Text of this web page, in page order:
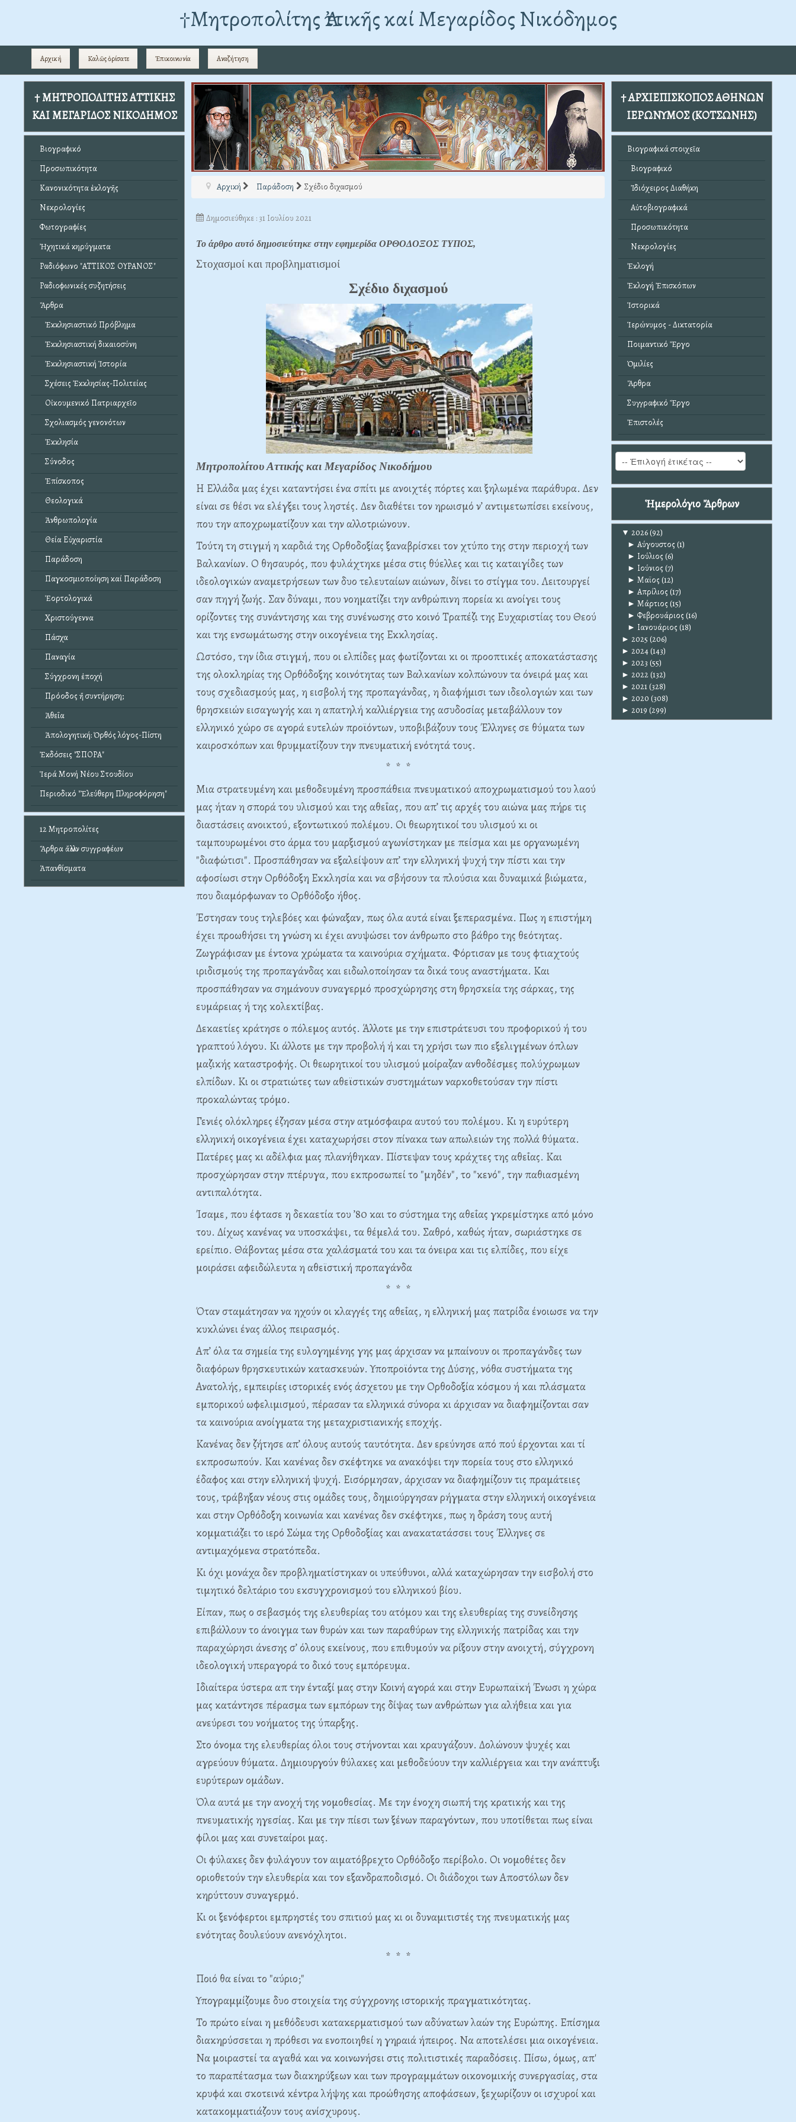
†Mητροπολίτης Ἀττικῆς καί Μεγαρίδος Νικόδημος
Αρχική Καλῶς ὁρίσατε Ἐπικοινωνία Αναζήτηση
† ΜΗΤΡΟΠΟΛΙΤΗΣ ΑΤΤΙΚΗΣ
ΚΑΙ ΜΕΓΑΡΙΔΟΣ ΝΙΚΟΔΗΜΟΣ
Βιογραφικό
Προσωπικότητα
Κανονικότητα ἐκλογῆς
Νεκρολογίες
Φωτογραφίες
Ἠχητικά κηρύγματα
Ραδιόφωνο "ΑΤΤΙΚΟΣ ΟΥΡΑΝΟΣ"
Ραδιοφωνικές συζητήσεις
Ἄρθρα
Ἐκκλησιαστικό Πρόβλημα
Ἐκκλησιαστική δικαιοσύνη
Ἐκκλησιαστική Ἱστορία
Σχέσεις Ἐκκλησίας-Πολιτείας
Οἰκουμενικό Πατριαρχεῖο
Σχολιασμός γενονότων
Ἐκκλησία
Σύνοδος
Ἐπίσκοπος
Θεολογικά
Ἀνθρωπολογία
Θεία Εὐχαριστία
Παράδοση
Παγκοσμιοποίηση καί Παράδοση
Ἑορτολογικά
Χριστούγεννα
Πάσχα
Παναγία
Σύγχρονη ἐποχή
Πρόοδος ἤ συντήρηση;
Ἀθεΐα
Ἀπολογητική: Ὀρθός λόγος-Πίστη
Ἐκδόσεις "ΣΠΟΡΑ"
Ἱερά Μονή Νέου Στουδίου
Περιοδικό "Ἐλεύθερη Πληροφόρηση"
12 Μητροπολίτες
Ἄρθρα ἄλλων συγγραφέων
Ἀπανθίσματα
Αρχική Παράδοση Σχέδιο διχασμού
Δημοσιεύθηκε : 31 Ιουλίου 2021
Το άρθρο αυτό δημοσιεύτηκε στην εφημερίδα ΟΡΘΟΔΟΞΟΣ ΤΥΠΟΣ,
Στοχασμοί και προβληματισμοί
Σχέδιο διχασμού
Μητροπολίτου Αττικής και Μεγαρίδος Νικοδήμου
Η Ελλάδα μας έχει καταντήσει ένα σπίτι με ανοιχτές πόρτες και ξηλωμένα παράθυρα. Δεν
είναι σε θέσι να ελέγξει τους ληστές. Δεν διαθέτει τον ηρωισμό ν’ αντιμετωπίσει εκείνους,
που την αποχρωματίζουν και την αλλοτριώνουν.
Τούτη τη στιγμή η καρδιά της Ορθοδοξίας ξαναβρίσκει τον χτύπο της στην περιοχή των
Βαλκανίων. Ο θησαυρός, που φυλάχτηκε μέσα στις θύελλες και τις καταιγίδες των
ιδεολογικών αναμετρήσεων των δυο τελευταίων αιώνων, δίνει το στίγμα του. Λειτουργεί
σαν πηγή ζωής. Σαν δύναμι, που νοηματίζει την ανθρώπινη πορεία κι ανοίγει τους
ορίζοντες της συνάντησης και της συνένωσης στο κοινό Τραπέζι της Ευχαριστίας του Θεού
και της ενσωμάτωσης στην οικογένεια της Εκκλησίας.
Ωστόσο, την ίδια στιγμή, που οι ελπίδες μας φωτίζονται κι οι προοπτικές αποκατάστασης
της ολοκληρίας της Ορθόδοξης κοινότητας των Βαλκανίων κολπώνουν τα όνειρά μας και
τους σχεδιασμούς μας, η εισβολή της προπαγάνδας, η διαφήμισι των ιδεολογιών και των
θρησκειών εισαγωγής και η απατηλή καλλιέργεια της ασυδοσίας μεταβάλλουν τον
ελληνικό χώρο σε αγορά ευτελών προϊόντων, υποβιβάζουν τους Έλληνες σε θύματα των
καιροσκόπων και θρυμματίζουν την πνευματική ενότητά τους.
* * *
Μια στρατευμένη και μεθοδευμένη προσπάθεια πνευματικού αποχρωματισμού του λαού
μας ήταν η σπορά του υλισμού και της αθεΐας, που απ’ τις αρχές του αιώνα μας πήρε τις
διαστάσεις ανοικτού, εξοντωτικού πολέμου. Οι θεωρητικοί του υλισμού κι οι
ταμπουρωμένοι στο άρμα του μαρξισμού αγωνίστηκαν με πείσμα και με οργανωμένη
"διαφώτισι". Προσπάθησαν να εξαλείψουν απ’ την ελληνική ψυχή την πίστι και την
αφοσίωσι στην Ορθόδοξη Εκκλησία και να σβήσουν τα πλούσια και δυναμικά βιώματα,
που διαμόρφωναν το Ορθόδοξο ήθος.
Έστησαν τους τηλεβόες και φώναξαν, πως όλα αυτά είναι ξεπερασμένα. Πως η επιστήμη
έχει προωθήσει τη γνώση κι έχει ανυψώσει τον άνθρωπο στο βάθρο της θεότητας.
Ζωγράφισαν με έντονα χρώματα τα καινούρια σχήματα. Φόρτισαν με τους φτιαχτούς
ιριδισμούς της προπαγάνδας και ειδωλοποίησαν τα δικά τους αναστήματα. Και
προσπάθησαν να σημάνουν συναγερμό προσχώρησης στη θρησκεία της σάρκας, της
ευμάρειας ή της κολεκτίβας.
Δεκαετίες κράτησε ο πόλεμος αυτός. Άλλοτε με την επιστράτευσι του προφορικού ή του
γραπτού λόγου. Κι άλλοτε με την προβολή ή και τη χρήσι των πιο εξελιγμένων όπλων
μαζικής καταστροφής. Οι θεωρητικοί του υλισμού μοίραζαν ανθοδέσμες πολύχρωμων
ελπίδων. Κι οι στρατιώτες των αθεϊστικών συστημάτων ναρκοθετούσαν την πίστι
προκαλώντας τρόμο.
Γενιές ολόκληρες έζησαν μέσα στην ατμόσφαιρα αυτού του πολέμου. Κι η ευρύτερη
ελληνική οικογένεια έχει καταχωρήσει στον πίνακα των απωλειών της πολλά θύματα.
Πατέρες μας κι αδέλφια μας πλανήθηκαν. Πίστεψαν τους κράχτες της αθεΐας. Και
προσχώρησαν στην πτέρυγα, που εκπροσωπεί το "μηδέν", το "κενό", την παθιασμένη
αντιπαλότητα.
Ίσαμε, που έφτασε η δεκαετία του ’80 και το σύστημα της αθεΐας γκρεμίστηκε από μόνο
του. Δίχως κανένας να υποσκάψει, τα θέμελά του. Σαθρό, καθώς ήταν, σωριάστηκε σε
ερείπιο. Θάβοντας μέσα στα χαλάσματά του και τα όνειρα και τις ελπίδες, που είχε
μοιράσει αφειδώλευτα η αθεϊστική προπαγάνδα
* * *
Όταν σταμάτησαν να ηχούν οι κλαγγές της αθεΐας, η ελληνική μας πατρίδα ένοιωσε να την
κυκλώνει ένας άλλος πειρασμός.
Απ’ όλα τα σημεία της ευλογημένης γης μας άρχισαν να μπαίνουν οι προπαγάνδες των
διαφόρων θρησκευτικών κατασκευών. Υποπροϊόντα της Δύσης, νόθα συστήματα της
Ανατολής, εμπειρίες ιστορικές ενός άσχετου με την Ορθοδοξία κόσμου ή και πλάσματα
εμπορικού ωφελιμισμού, πέρασαν τα ελληνικά σύνορα κι άρχισαν να διαφημίζονται σαν
τα καινούρια ανοίγματα της μεταχριστιανικής εποχής.
Κανένας δεν ζήτησε απ’ όλους αυτούς ταυτότητα. Δεν ερεύνησε από πού έρχονται και τί
εκπροσωπούν. Και κανένας δεν σκέφτηκε να ανακόψει την πορεία τους στο ελληνικό
έδαφος και στην ελληνική ψυχή. Εισόρμησαν, άρχισαν να διαφημίζουν τις πραμάτειες
τους, τράβηξαν νέους στις ομάδες τους, δημιούργησαν ρήγματα στην ελληνική οικογένεια
και στην Ορθόδοξη κοινωνία και κανένας δεν σκέφτηκε, πως η δράση τους αυτή
κομματιάζει το ιερό Σώμα της Ορθοδοξίας και ανακατατάσσει τους Έλληνες σε
αντιμαχόμενα στρατόπεδα.
Κι όχι μονάχα δεν προβληματίστηκαν οι υπεύθυνοι, αλλά καταχώρησαν την εισβολή στο
τιμητικό δελτάριο του εκσυγχρονισμού του ελληνικού βίου.
Είπαν, πως ο σεβασμός της ελευθερίας του ατόμου και της ελευθερίας της συνείδησης
επιβάλλουν το άνοιγμα των θυρών και των παραθύρων της ελληνικής πατρίδας και την
παραχώρησι άνεσης σ’ όλους εκείνους, που επιθυμούν να ρίξουν στην ανοιχτή, σύγχρονη
ιδεολογική υπεραγορά το δικό τους εμπόρευμα.
Ιδιαίτερα ύστερα απ την ένταξί μας στην Κοινή αγορά και στην Ευρωπαϊκή Ένωσι η χώρα
μας κατάντησε πέρασμα των εμπόρων της δίψας των ανθρώπων για αλήθεια και για
ανεύρεσι του νοήματος της ύπαρξης.
Στο όνομα της ελευθερίας όλοι τους στήνονται και κραυγάζουν. Δολώνουν ψυχές και
αγρεύουν θύματα. Δημιουργούν θύλακες και μεθοδεύουν την καλλιέργεια και την ανάπτυξι
ευρύτερων ομάδων.
Όλα αυτά με την ανοχή της νομοθεσίας. Με την ένοχη σιωπή της κρατικής και της
πνευματικής ηγεσίας. Και με την πίεσι των ξένων παραγόντων, που υποτίθεται πως είναι
φίλοι μας και συνεταίροι μας.
Οι φύλακες δεν φυλάγουν τον αιματόβρεχτο Ορθόδοξο περίβολο. Οι νομοθέτες δεν
οριοθετούν την ελευθερία και τον εξανδραποδισμό. Οι διάδοχοι των Αποστόλων δεν
κηρύττουν συναγερμό.
Κι οι ξενόφερτοι εμπρηστές του σπιτιού μας κι οι δυναμιτιστές της πνευματικής μας
ενότητας δουλεύουν ανενόχλητοι.
* * *
Ποιό θα είναι το "αύριο;"
Υπογραμμίζουμε δυο στοιχεία της σύγχρονης ιστορικής πραγματικότητας.
Το πρώτο είναι η μεθόδευσι κατακερματισμού των αδύνατων λαών της Ευρώπης. Επίσημα
διακηρύσσεται η πρόθεσι να ενοποιηθεί η γηραιά ήπειρος. Να αποτελέσει μια οικογένεια.
Να μοιραστεί τα αγαθά και να κοινωνήσει στις πολιτιστικές παραδόσεις. Πίσω, όμως, απ'
το παραπέτασμα των διακηρύξεων και των προγραμμάτων οικονομικής συνεργασίας, στα
κρυφά και σκοτεινά κέντρα λήψης και προώθησης αποφάσεων, ξεχωρίζουν οι ισχυροί και
κατακομματιάζουν τους ανίσχυρους.
† ΑΡΧΙΕΠΙΣΚΟΠΟΣ ΑΘΗΝΩΝ
ΙΕΡΩΝΥΜΟΣ (ΚΟΤΣΩΝΗΣ)
Βιογραφικά στοιχεῖα
Βιογραφικό
Ἰδιόχειρος Διαθήκη
Αὐτοβιογραφικά
Προσωπικότητα
Νεκρολογίες
Ἐκλογή
Ἐκλογή Ἐπισκόπων
Ἱστορικά
Ἱερώνυμος - Δικτατορία
Ποιμαντικό Ἔργο
Ὁμιλίες
Ἄρθρα
Συγγραφικό Ἔργο
Ἐπιστολές
Ἡμερολόγιο Ἄρθρων
▼ 2026(92)
► Αύγουστος (1)
► Ιούλιος (6)
► Ιούνιος (7)
► Μαϊος (12)
► Απρίλιος (17)
► Μάρτιος (15)
► Φεβρουάριος (16)
► Ιανουάριος (18)
► 2025 (206)
► 2024(143)
► 2023 (55)
► 2022(132)
► 2021(328)
► 2020 (308)
► 2019 (299)